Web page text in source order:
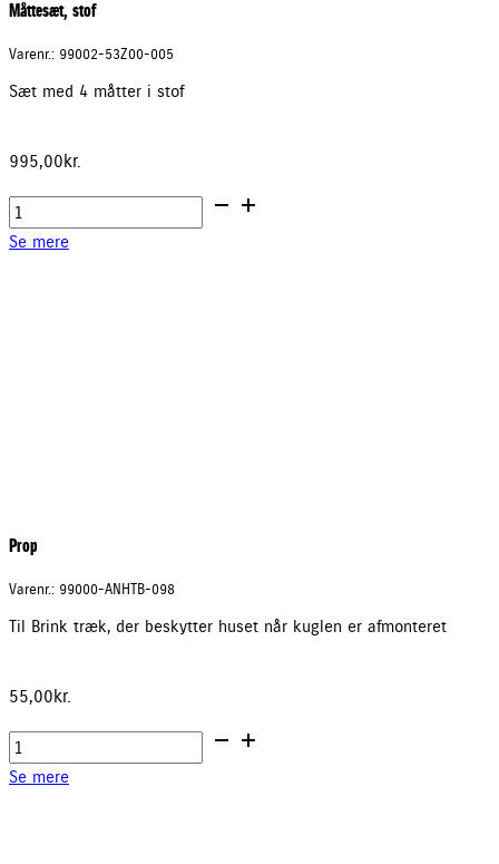
Måttesæt, stof
Varenr.: 99002-53Z00-005
Sæt med 4 måtter i stof
995,00kr.
Måttesæt,
stof
antal
Se mere
Prop
Varenr.: 99000-ANHTB-098
Til Brink træk, der beskytter huset når kuglen er afmonteret
55,00kr.
Prop
antal
Se mere